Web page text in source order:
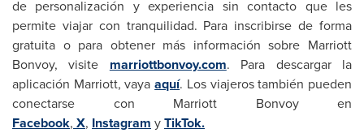
de personalización y experiencia sin contacto que les
permite viajar con tranquilidad. Para inscribirse de forma
gratuita o para obtener más información sobre Marriott
Bonvoy, visite marriottbonvoy.com. Para descargar la
aplicación Marriott, vayaaquí. Los viajeros también pueden
conectarse con Marriott Bonvoy en
Facebook, X, Instagram yTikTok.